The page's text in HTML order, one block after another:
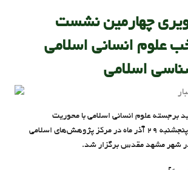
چهارمین نشست
علوم انسانی اسلامی
اسلامی
برجسته علوم انسانی اسلامی با محوریت
روان‌شناسی اسلامی، پنجشنبه ۲۹ آذر ماه در مرکز پژوهش‌های اسلامی
شهر مشهد مقدس برگزار شد.